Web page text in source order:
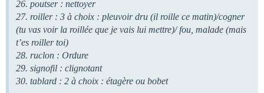
26. poutser : nettoyer
27. roiller : 3 à choix : pleuvoir dru (il roille ce matin)/cogner
(tu vas voir la roillée que je vais lui mettre)/ fou, malade (mais
t’es roiller toi)
28. ruclon : Ordure
29. signofil : clignotant
30. tablard : 2 à choix : étagère ou bobet